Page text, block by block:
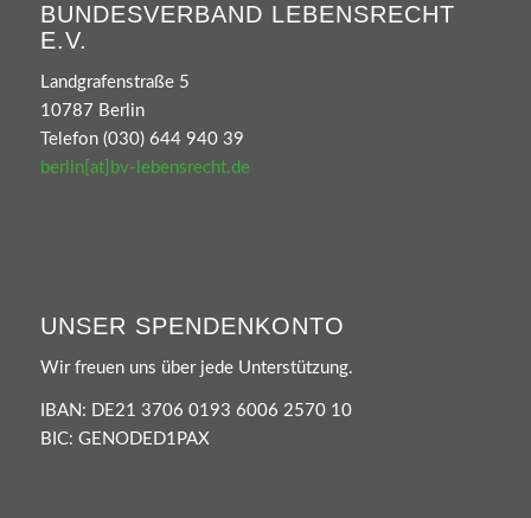
BUNDESVERBAND LEBENSRECHT
E.V.
Landgrafenstraße 5
10787 Berlin
Telefon (030) 644 940 39
berlin[at]bv-lebensrecht.de
UNSER SPENDENKONTO
Wir freuen uns über jede Unterstützung.
IBAN: DE21 3706 0193 6006 2570 10
BIC: GENODED1PAX